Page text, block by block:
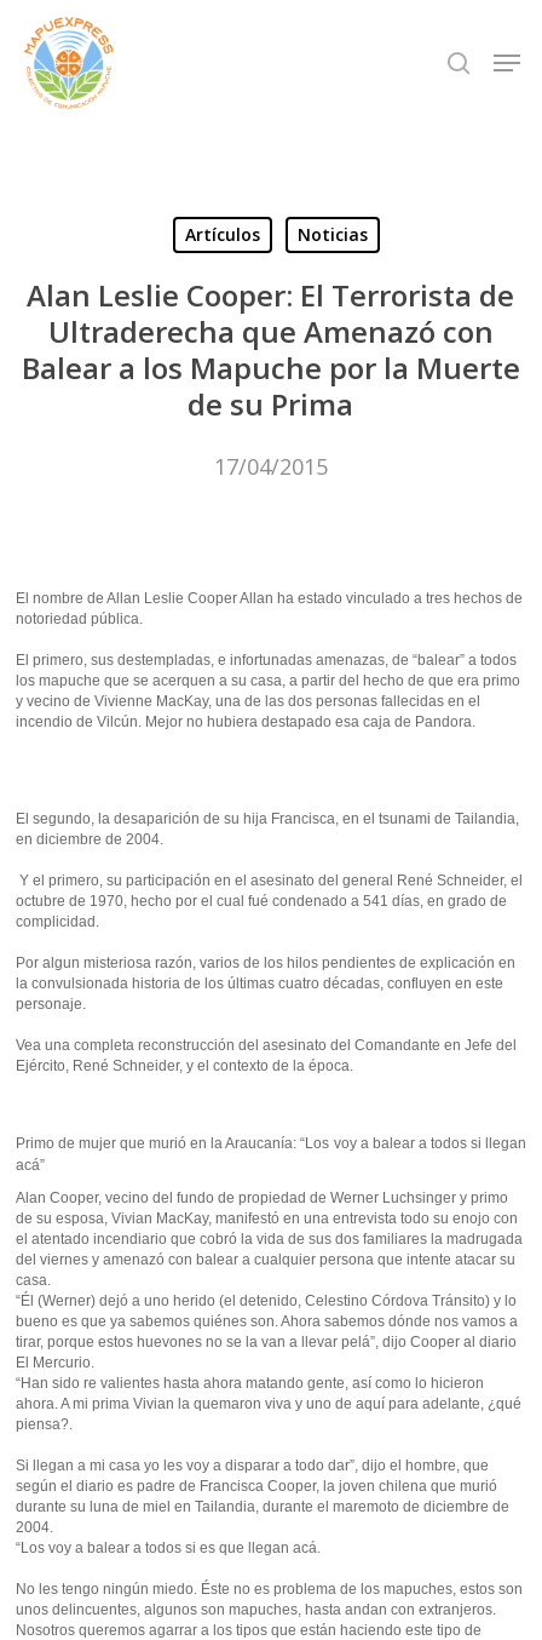
Skip
main
search
Artículos Noticias
Alan Leslie Cooper: El Terrorista de
Ultraderecha que Amenazó con
Balear a los Mapuche por la Muerte
de su Prima
17/04/2015
El nombre de Allan Leslie Cooper Allan ha estado vinculado a tres hechos de
notoriedad pública.
El primero, sus destempladas, e infortunadas amenazas, de “balear” a todos
los mapuche que se acerquen a su casa, a partir del hecho de que era primo
y vecino de Vivienne MacKay, una de las dos personas fallecidas en el
incendio de Vilcún. Mejor no hubiera destapado esa caja de Pandora.
El segundo, la desaparición de su hija Francisca, en el tsunami de Tailandia,
en diciembre de 2004.
Y el primero, su participación en el asesinato del general René Schneider, el
octubre de 1970, hecho por el cual fué condenado a 541 días, en grado de
complicidad.
Por algun misteriosa razón, varios de los hilos pendientes de explicación en
la convulsionada historia de los últimas cuatro décadas, confluyen en este
personaje.
Vea una completa reconstrucción del asesinato del Comandante en Jefe del
Ejército, René Schneider, y el contexto de la época.
Primo de mujer que murió en la Araucanía: “Los voy a balear a todos si llegan
acá”
Alan Cooper, vecino del fundo de propiedad de Werner Luchsinger y primo
de su esposa, Vivian MacKay, manifestó en una entrevista todo su enojo con
el atentado incendiario que cobró la vida de sus dos familiares la madrugada
del viernes y amenazó con balear a cualquier persona que intente atacar su
casa.
“Él (Werner) dejó a uno herido (el detenido, Celestino Córdova Tránsito) y lo
bueno es que ya sabemos quiénes son. Ahora sabemos dónde nos vamos a
tirar, porque estos huevones no se la van a llevar pelá”, dijo Cooper al diario
El Mercurio.
“Han sido re valientes hasta ahora matando gente, así como lo hicieron
ahora. A mi prima Vivian la quemaron viva y uno de aquí para adelante, ¿qué
piensa?.
Si llegan a mi casa yo les voy a disparar a todo dar”, dijo el hombre, que
según el diario es padre de Francisca Cooper, la joven chilena que murió
durante su luna de miel en Tailandia, durante el maremoto de diciembre de
2004.
“Los voy a balear a todos si es que llegan acá.
No les tengo ningún miedo. Éste no es problema de los mapuches, estos son
unos delincuentes, algunos son mapuches, hasta andan con extranjeros.
Nosotros queremos agarrar a los tipos que están haciendo este tipo de
Close